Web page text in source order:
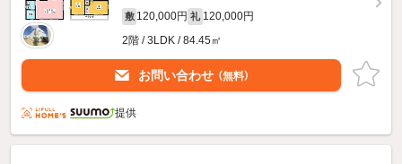
敷 120,000円 礼 120,000円
2階 / 3LDK / 84.45㎡
お問い合わせ （無料）
提供